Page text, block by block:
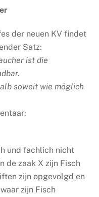
der neuen KV findet
Satz:
ist die
soweit wie möglich
und fachlich nicht
de zaak X zijn Fisch
zijn opgevolgd en
zijn Fisch